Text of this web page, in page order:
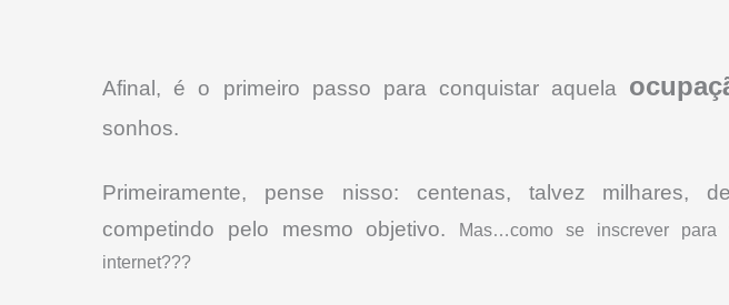
Afinal, é o primeiro passo para conquistar aquela
sonhos.
Primeiramente, pense nisso: centenas, talvez milhares,
competindo pelo mesmo objetivo.
Mas…como se inscrever para
internet???